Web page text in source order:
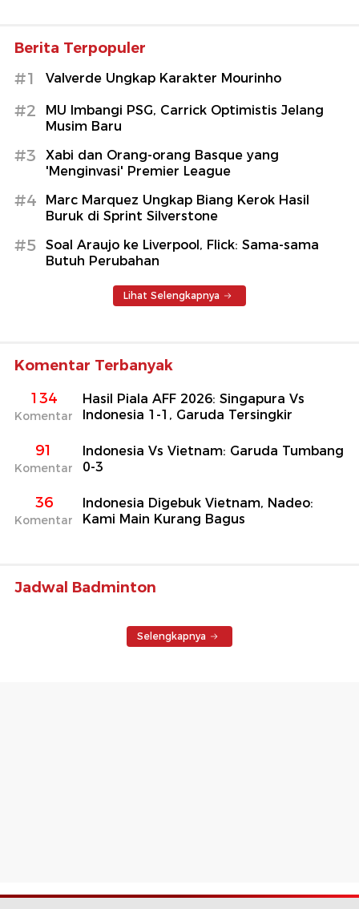
Berita Terpopuler
#1 Valverde Ungkap Karakter Mourinho
#2
MU Imbangi PSG, Carrick Optimistis Jelang
Musim Baru
#3
Xabi dan Orang-orang Basque yang
'Menginvasi' Premier League
#4
Marc Marquez Ungkap Biang Kerok Hasil
Buruk di Sprint Silverstone
#5
Soal Araujo ke Liverpool, Flick: Sama-sama
Butuh Perubahan
Lihat Selengkapnya
Komentar Terbanyak
134
Komentar
Hasil Piala AFF 2026: Singapura Vs
Indonesia 1-1, Garuda Tersingkir
91
Komentar
Indonesia Vs Vietnam: Garuda Tumbang
0-3
36
Komentar
Indonesia Digebuk Vietnam, Nadeo:
Kami Main Kurang Bagus
Jadwal Badminton
Selengkapnya